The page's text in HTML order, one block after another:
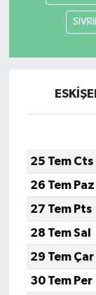
25 Tem Cts
26 Tem Paz
27 Tem Pts
28 Tem Sal
29 Tem Çar
30 Tem Per